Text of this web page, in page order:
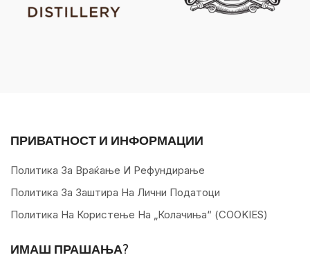
ПРИВАТНОСТ И ИНФОРМАЦИИ
Политика За Враќање И Рефундирање
Политика За Заштира На Лични Податоци
Политика На Користење На „колачиња“ (COOKIES)
ИМАШ ПРАШАЊА?